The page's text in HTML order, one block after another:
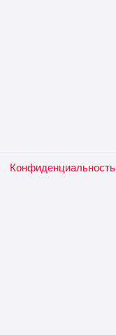
Конфиденциальность